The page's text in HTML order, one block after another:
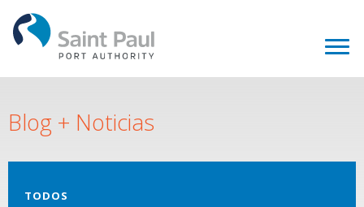
Blog + Noticias
TODOS